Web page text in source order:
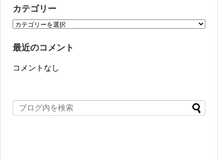
カテゴリー
最近のコメント
コメントなし